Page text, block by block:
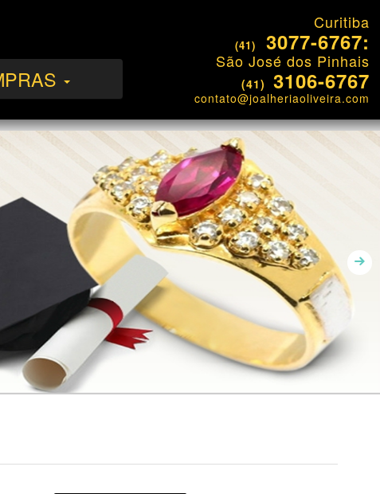
Curitiba
(41) 3077-6767:
São José dos Pinhais
(41) 3106-6767
contato@joalheriaoliveira.com